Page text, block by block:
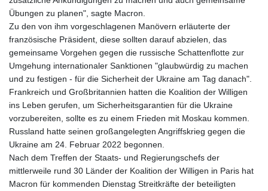
Übungen zu planen", sagte Macron.
Zu den von ihm vorgeschlagenen Manövern erläuterte der
französische Präsident, diese sollten darauf abzielen, das
gemeinsame Vorgehen gegen die russische Schattenflotte zur
Umgehung internationaler Sanktionen "glaubwürdig zu machen
und zu festigen - für die Sicherheit der Ukraine am Tag danach".
Frankreich und Großbritannien hatten die Koalition der Willigen
ins Leben gerufen, um Sicherheitsgarantien für die Ukraine
vorzubereiten, sollte es zu einem Frieden mit Moskau kommen.
Russland hatte seinen großangelegten Angriffskrieg gegen die
Ukraine am 24. Februar 2022 begonnen.
Nach dem Treffen der Staats- und Regierungschefs der
mittlerweile rund 30 Länder der Koalition der Willigen in Paris hat
Macron für kommenden Dienstag Streitkräfte der beteiligten